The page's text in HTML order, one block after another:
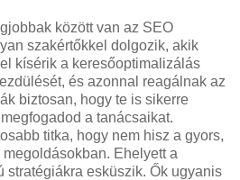
között van az SEO
szakértőkkel dolgozik, akik
kísérik a keresőoptimalizálás
és azonnal reagálnak az
biztosan, hogy te is sikerre
a tanácsaikat.
titka, hogy nem hisz a gyors,
Ehelyett a
stratégiákra esküszik. Ők ugyanis